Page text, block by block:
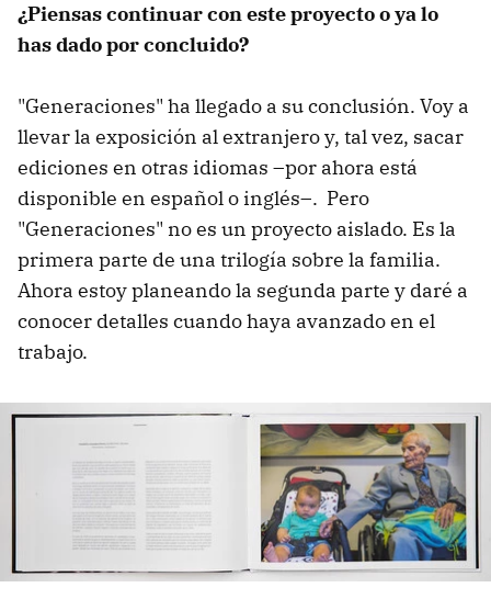
¿Piensas continuar con este proyecto o ya lo
has dado por concluido?
"Generaciones" ha llegado a su conclusión. Voy a
llevar la exposición al extranjero y, tal vez, sacar
ediciones en otras idiomas –por ahora está
disponible en español o inglés–. Pero
"Generaciones" no es un proyecto aislado. Es la
primera parte de una trilogía sobre la familia.
Ahora estoy planeando la segunda parte y daré a
conocer detalles cuando haya avanzado en el
trabajo.